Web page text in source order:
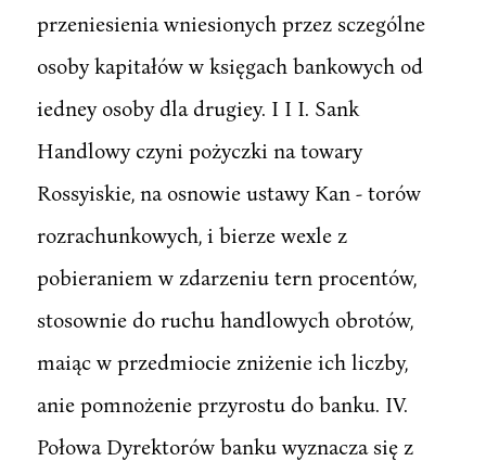
przeniesienia wniesionych przez sczególne
osoby kapitałów w księgach bankowych od
iedney osoby dla drugiey. I I I. Sank
Handlowy czyni pożyczki na towary
Rossyiskie, na osnowie ustawy Kan - torów
rozrachunkowych, i bierze wexle z
pobieraniem w zdarzeniu tern procentów,
stosownie do ruchu handlowych obrotów,
maiąc w przedmiocie zniżenie ich liczby,
anie pomnożenie przyrostu do banku. IV.
Połowa Dyrektorów banku wyznacza się z